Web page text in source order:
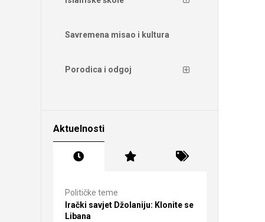
Savremena misao i kultura
Porodica i odgoj
Aktuelnosti
Političke teme
Irački savjet Džolaniju: Klonite se
Libana